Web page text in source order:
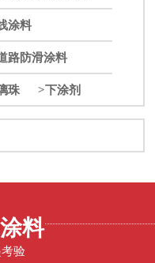
面
涂料
路防滑涂料
珠 >下涂剂
料
验